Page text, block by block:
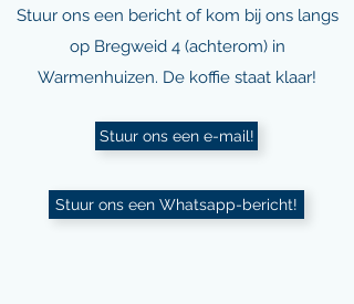
Stuur ons een bericht of kom bij ons langs
op Bregweid 4 (achterom) in
Warmenhuizen. De koffie staat klaar!
Stuur ons een e-mail!
Stuur ons een Whatsapp-bericht!